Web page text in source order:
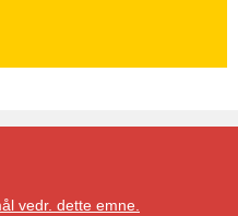
vedr. dette emne.